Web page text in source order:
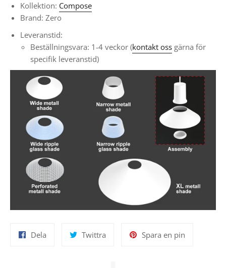
Kollektion: Compose
Brand: Zero
Leveranstid:
Beställningsvara: 1-4 veckor (kontakt oss gärna för
specifik leveranstid)
Dela Twittra Spara en pin